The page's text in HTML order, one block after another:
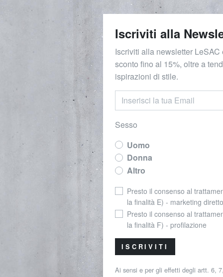
Iscriviti alla
Iscriviti alla newsletter LeSAC
sconto fino al 15%, oltre a
ispirazioni di stile.
Sesso
Uomo
Donna
Altro
Presto il consenso al
la finalità E) - marketing diretto
Presto il consenso al
la finalità F) - profilazione
ISCRIVITI
Ai sensi e per gli effetti degli artt. 6,